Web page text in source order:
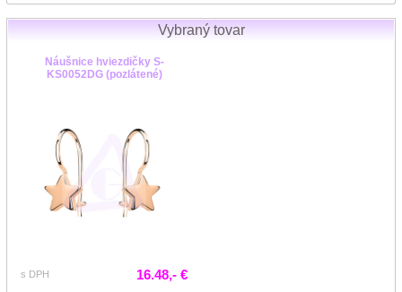
Vybraný tovar
Náušnice hviezdičky S-
KS0052DG (pozlátené)
s DPH 16.48,- €